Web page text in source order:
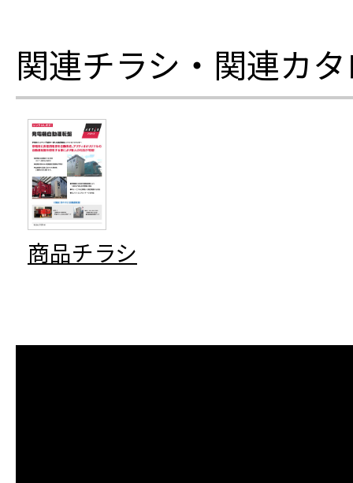
関連チラシ・関連カ
商品チラシ